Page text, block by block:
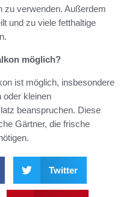
zu verwenden. Außerdem
und zu viele fetthaltige
möglich?
ist möglich, insbesondere
oder kleinen
beanspruchen. Diese
Gärtner, die frische
Twitter